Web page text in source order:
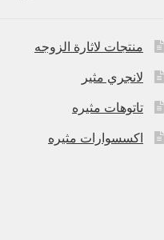
منتجات لاثارة الزوجه
لانجري مثير
تاتوهات مثيره
اكسسوارات مثيره